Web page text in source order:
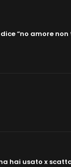
“no amore
hai usato x